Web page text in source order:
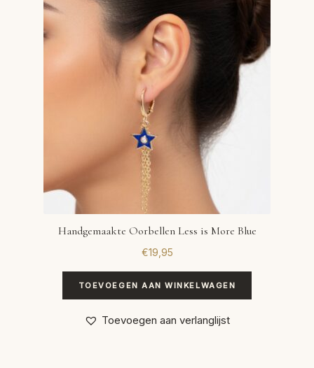
Handgemaakte Oorbellen Less is More Blue
€19,95
TOEVOEGEN AAN WINKELWAGEN
Toevoegen aan verlanglijst